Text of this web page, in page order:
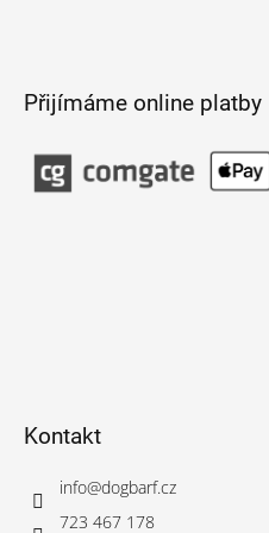
Přijímáme online platby
Kontakt
info@dogbarf.cz
723 467 178